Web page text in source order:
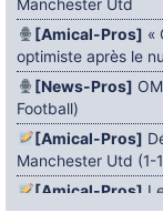
Manchester Utd
[Amical-Pros] «
optimiste après le
[News-Pros]
Football)
[Amical-Pros]
Manchester Utd (1-
[Amical-Pros]